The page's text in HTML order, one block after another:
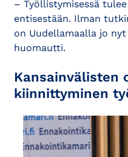
– Työllistymisessä
entisestään. Ilman
on Uudellamaalla jo
huomautti.
Kansainvälisten
kiinnittyminen